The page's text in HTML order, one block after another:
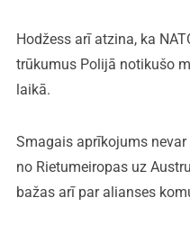
Hodžess arī atzina, ka
trūkumus Polijā notikušo
laikā.
Smagais aprīkojums
no Rietumeiropas uz
bažas arī par alianses